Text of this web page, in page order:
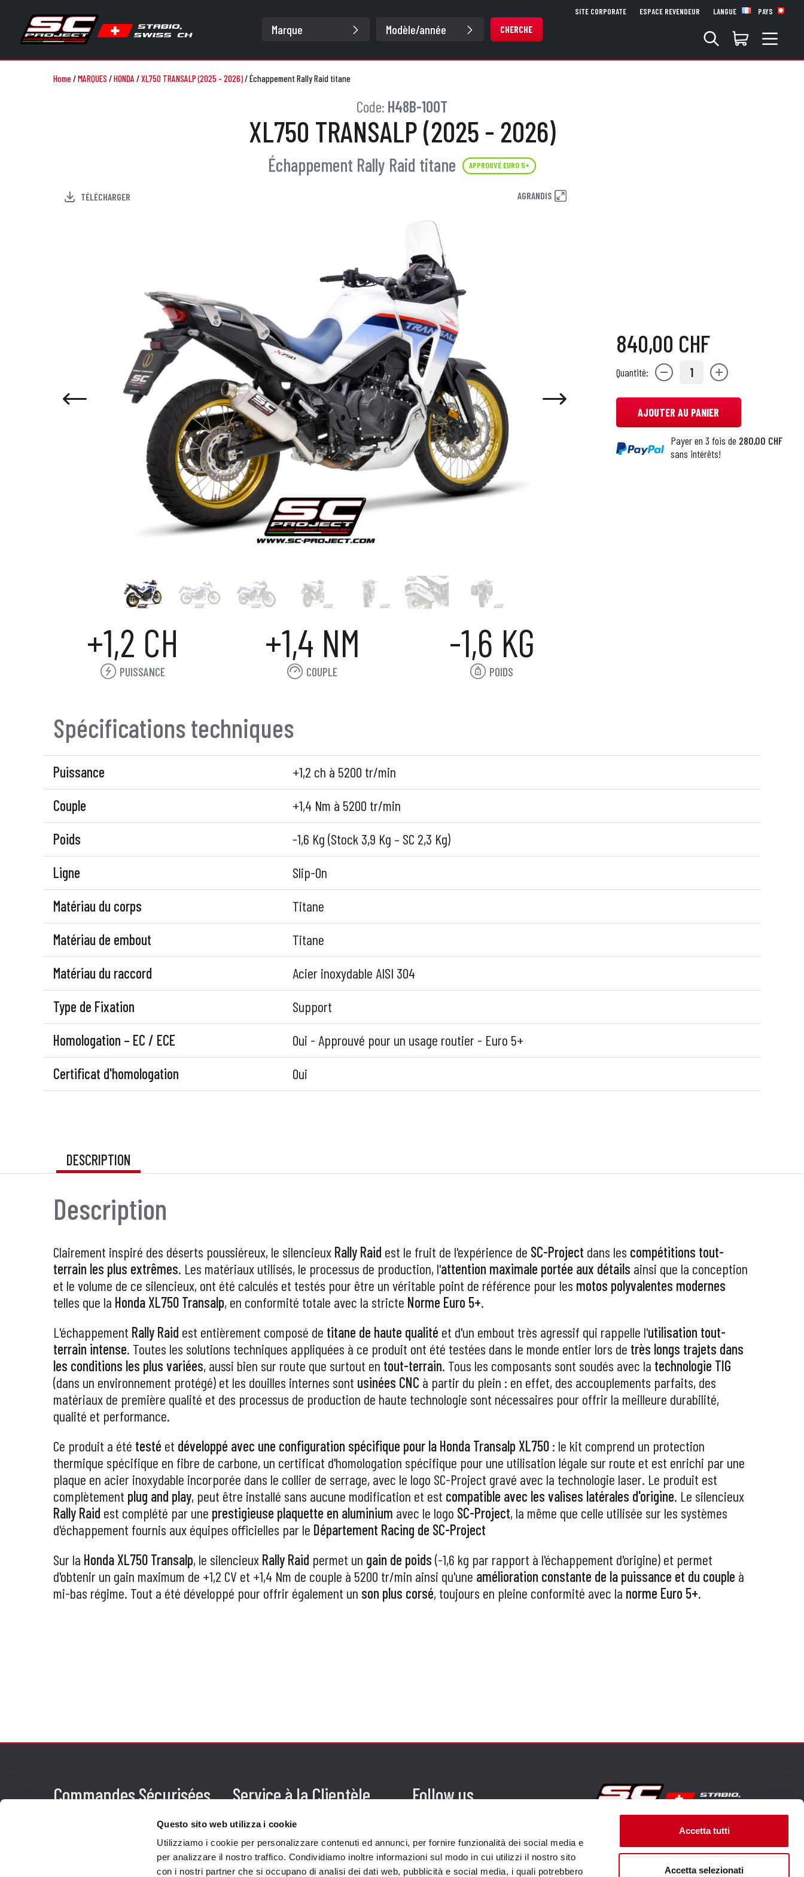
Questo sito web utilizza i cookie
Utilizziamo i cookie per personalizzare contenuti ed annunci, per fornire funzionalità dei social media e
per analizzare il nostro traffico. Condividiamo inoltre informazioni sul modo in cui utilizzi il nostro sito
con i nostri partner che si occupano di analisi dei dati web, pubblicità e social media, i quali potrebbero
Accetta tutti
Accetta selezionati
CHERCHE
SITE CORPORATE ESPACE REVENDEUR LANGUE PAYS
Home/MARQUES /HONDA /XL750 TRANSALP (2025 - 2026)/Échappement Rally Raid titane
Code: H48B-100T
XL750 TRANSALP (2025 - 2026)
Échappement Rally Raid titane APPROUVÉ EURO 5+
TÉLÉCHARGER AGRANDIS
840,00 CHF
Quantité: 1
AJOUTER AU PANIER
Payer en 3 fois de 280,00 CHF
sans intérêts!
+1,2 CH
PUISSANCE
+1,4 NM
COUPLE
-1,6 KG
POIDS
Spécifications techniques
Puissance
+1,2 ch à 5200 tr/min
Couple
+1,4 Nm à 5200 tr/min
Poids
-1,6 Kg (Stock 3,9 Kg – SC 2,3 Kg)
Ligne
Slip-On
Matériau du corps
Titane
Matériau de embout
Titane
Matériau du raccord
Acier inoxydable AISI 304
Type de Fixation
Support
Homologation – EC / ECE
Oui - Approuvé pour un usage routier - Euro 5+
Certificat d'homologation
Oui
DESCRIPTION
Description
Clairement inspiré des déserts poussiéreux, le silencieux Rally Raid est le fruit de l'expérience de SC-Project dans les compétitions tout-
terrain les plus extrêmes. Les matériaux utilisés, le processus de production, l'attention maximale portée aux détails ainsi que la conception
et le volume de ce silencieux, ont été calculés et testés pour être un véritable point de référence pour les motos polyvalentes modernes
telles que la Honda XL750 Transalp, en conformité totale avec la stricte Norme Euro 5+.
L'échappement Rally Raid est entièrement composé de titane de haute qualité et d'un embout très agressif qui rappelle l'utilisation tout-
terrain intense. Toutes les solutions techniques appliquées à ce produit ont été testées dans le monde entier lors de très longs trajets dans
les conditions les plus variées, aussi bien sur route que surtout en tout-terrain. Tous les composants sont soudés avec la technologie TIG
(dans un environnement protégé) et les douilles internes sont usinées CNC à partir du plein : en effet, des accouplements parfaits, des
matériaux de première qualité et des processus de production de haute technologie sont nécessaires pour offrir la meilleure durabilité,
qualité et performance.
Ce produit a été testé et développé avec une configuration spécifique pour la Honda Transalp XL750: le kit comprend un protection
thermique spécifique en fibre de carbone, un certificat d'homologation spécifique pour une utilisation légale sur route et est enrichi par une
plaque en acier inoxydable incorporée dans le collier de serrage, avec le logo SC-Project gravé avec la technologie laser. Le produit est
complètement plug and play, peut être installé sans aucune modification et est compatible avec les valises latérales d'origine. Le silencieux
Rally Raid est complété par une prestigieuse plaquette en aluminium avec le logo SC-Project, la même que celle utilisée sur les systèmes
d'échappement fournis aux équipes officielles par le Département Racing de SC-Project
Sur la Honda XL750 Transalp, le silencieux Rally Raid permet un gain de poids (-1,6 kg par rapport à l'échappement d'origine) et permet
d'obtenir un gain maximum de +1,2 CV et +1,4 Nm de couple à 5200 tr/min ainsi qu'une amélioration constante de la puissance et du couple à
mi-bas régime. Tout a été développé pour offrir également un son plus corsé, toujours en pleine conformité avec la norme Euro 5+.
Commandes Sécurisées Service à la Clientèle
Expédition
Service client
Contacts
Follow us
Visite le site corporate